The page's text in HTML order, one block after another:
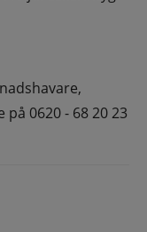
0620 - 68 20 23